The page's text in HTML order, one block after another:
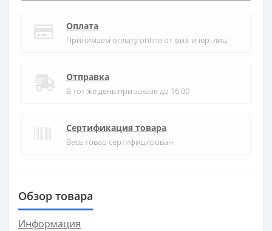
Оплата
Принимаем оплату online от физ. и юр. лиц
Отправка
В тот же день при заказе до 16:00
Сертификация товара
Весь товар сертифицирован
Обзор товара
Информация